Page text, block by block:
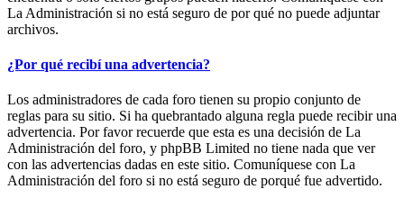
La Administración si no está seguro de por qué no puede adjuntar
archivos.
¿Por qué recibí una advertencia?
Los administradores de cada foro tienen su propio conjunto de
reglas para su sitio. Si ha quebrantado alguna regla puede recibir una
advertencia. Por favor recuerde que esta es una decisión de La
Administración del foro, y phpBB Limited no tiene nada que ver
con las advertencias dadas en este sitio. Comuníquese con La
Administración del foro si no está seguro de porqué fue advertido.